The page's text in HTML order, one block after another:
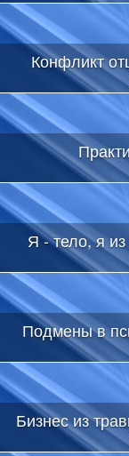
Конфликт
Я - тело, я
Подмены в
Бизнес из